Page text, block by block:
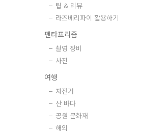
팁 & 리뷰
라즈베리파이 활용하기
펜타프리즘
촬영 장비
사진
여행
자전거
산 바다
공원 문화재
해외